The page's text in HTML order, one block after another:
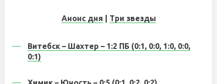
Анонс дня Три звезды
Витебск – Шахтер – 1:2 ПБ (0:1, 0:0, 1:0, 0:0,
0:1)